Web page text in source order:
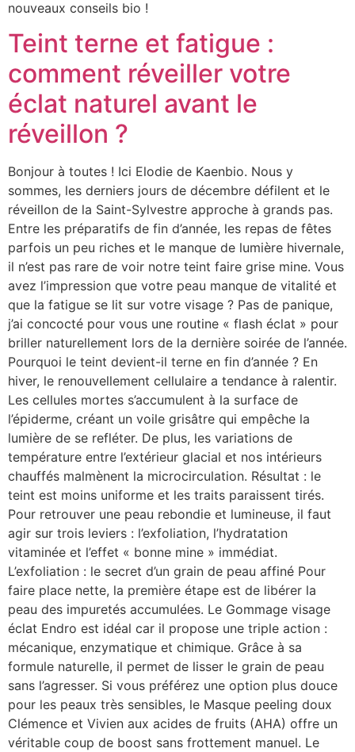
nouveaux conseils bio !
Teint terne et fatigue :
comment réveiller votre
éclat naturel avant le
réveillon ?
Bonjour à toutes ! Ici Elodie de Kaenbio. Nous y
sommes, les derniers jours de décembre défilent et le
réveillon de la Saint-Sylvestre approche à grands pas.
Entre les préparatifs de fin d’année, les repas de fêtes
parfois un peu riches et le manque de lumière hivernale,
il n’est pas rare de voir notre teint faire grise mine. Vous
avez l’impression que votre peau manque de vitalité et
que la fatigue se lit sur votre visage ? Pas de panique,
j’ai concocté pour vous une routine « flash éclat » pour
briller naturellement lors de la dernière soirée de l’année.
Pourquoi le teint devient-il terne en fin d’année ? En
hiver, le renouvellement cellulaire a tendance à ralentir.
Les cellules mortes s’accumulent à la surface de
l’épiderme, créant un voile grisâtre qui empêche la
lumière de se refléter. De plus, les variations de
température entre l’extérieur glacial et nos intérieurs
chauffés malmènent la microcirculation. Résultat : le
teint est moins uniforme et les traits paraissent tirés.
Pour retrouver une peau rebondie et lumineuse, il faut
agir sur trois leviers : l’exfoliation, l’hydratation
vitaminée et l’effet « bonne mine » immédiat.
L’exfoliation : le secret d’un grain de peau affiné Pour
faire place nette, la première étape est de libérer la
peau des impuretés accumulées. Le Gommage visage
éclat Endro est idéal car il propose une triple action :
mécanique, enzymatique et chimique. Grâce à sa
formule naturelle, il permet de lisser le grain de peau
sans l’agresser. Si vous préférez une option plus douce
pour les peaux très sensibles, le Masque peeling doux
Clémence et Vivien aux acides de fruits (AHA) offre un
véritable coup de boost sans frottement manuel. Le